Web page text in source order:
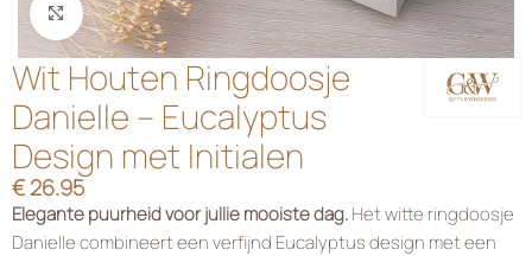
Klik om te vergroten
Wit Houten Ringdoosje
Danielle – Eucalyptus
Design met Initialen
€ 26.95
Elegante puurheid voor jullie mooiste dag.Het witte ringdoosje
Danielle combineert een verfijnd Eucalyptus design met een